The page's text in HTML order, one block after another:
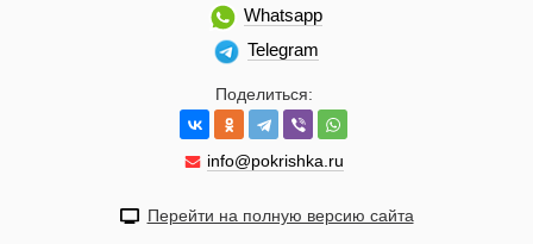
Поделиться:
info@pokrishka.ru
Whatsapp
Telegram
Перейти на полную версию сайта